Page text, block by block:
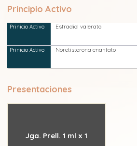
Principio Activo
Estradiol valerato
Noretisterona enantato
Presentaciones
Jga. Prell. 1 ml x 1